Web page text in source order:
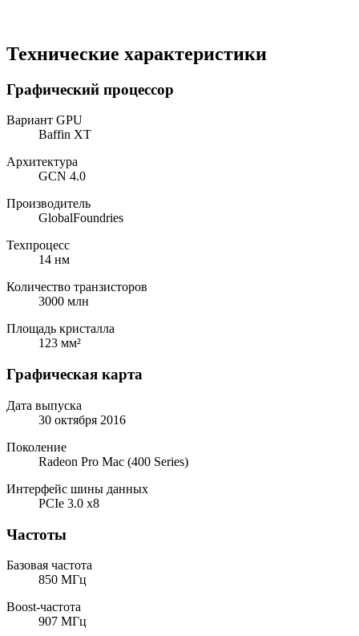
Технические характеристики
Графический процессор
Вариант GPU
Baffin XT
Архитектура
GCN 4.0
Производитель
GlobalFoundries
Техпроцесс
14 нм
Количество транзисторов
3000 млн
Площадь кристалла
123 мм²
Графическая карта
Дата выпуска
30 октября 2016
Поколение
Radeon Pro Mac (400 Series)
Интерфейс шины данных
PCIe 3.0 x8
Частоты
Базовая частота
850 МГц
Boost-частота
907 МГц